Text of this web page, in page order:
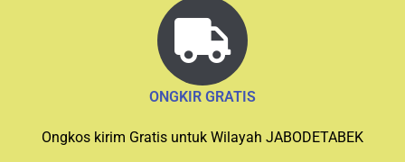
ONGKIR GRATIS
Ongkos kirim Gratis untuk Wilayah JABODETABEK